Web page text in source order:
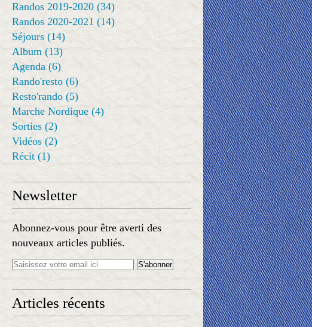
Randos 2019-2020 (34)
Randos 2020-2021 (14)
Séjours (14)
Album (13)
Agenda (6)
Rando'resto (6)
Resto'rando (5)
Marche Nordique (4)
Sorties (2)
Vidéos (2)
Récit (1)
Newsletter
Abonnez-vous pour être averti des
nouveaux articles publiés.
Articles récents